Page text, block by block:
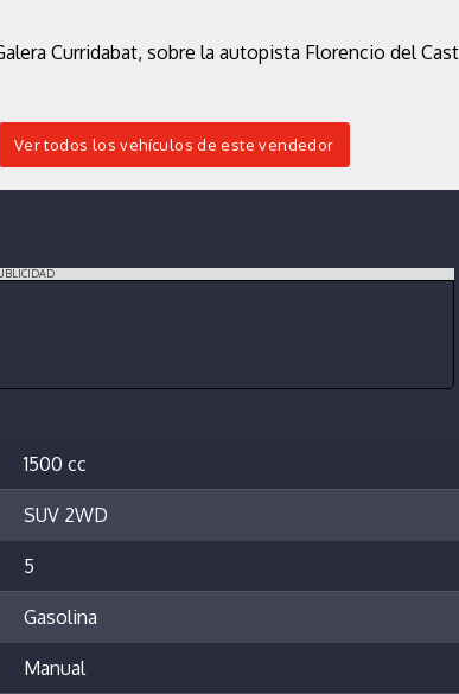
Curridabat, sobre la autopista Florencio del
Ver todos los vehículos de este vendedor
1500 cc
SUV 2WD
5
Gasolina
Manual